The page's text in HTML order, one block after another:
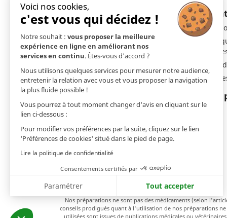
Voici nos cookies,
c'est vous qui décidez !
Notre souhait : vous proposer la meilleure
expérience en ligne en améliorant nos
services en continu. Êtes-vous d'accord ?
Nous utilisons quelques services pour mesurer notre audience,
entretenir la relation avec vous et vous proposer la navigation
la plus fluide possible !
Vous pourrez à tout moment changer d'avis en cliquant sur le
lien ci-dessous :
Pour modifier vos préférences par la suite, cliquez sur le lien
'Préférences de cookies' situé dans le pied de page.
Lire la politique de confidentialité
Consentements certifiés par
Paramétrer Tout accepter
Plateforme de Gestion du Consentement : Personnalisez vos
En savoir plus
Livraison
Qui sommes-nous ?
Site et Paiement sécurisé
Qualité et Garantie
Prochains salons
Développement responsable
FAQ - Foire aux Questions
Code promo
Newsletter
Points de vente | AJC Nature
Droit
Nos préparations ne sont pas des médicaments (selon
conseils prodigués quant à l'utilisation de nos préparations
utilisées sont issues de publications médicales ou